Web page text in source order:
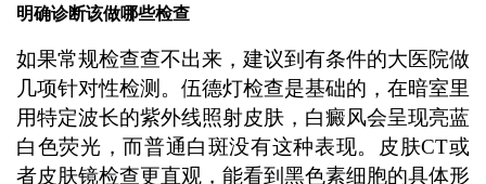
明确诊断该做哪些检查
如果常规检查查不出来，建议到有条件的大医院做
几项针对性检测。伍德灯检查是基础的，在暗室里
用特定波长的紫外线照射皮肤，白癜风会呈现亮蓝
白色荧光，而普通白斑没有这种表现。皮肤CT或
者皮肤镜检查更直观，能看到黑色素细胞的具体形